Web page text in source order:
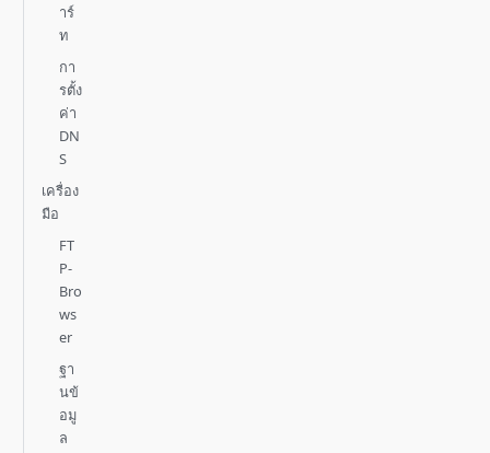
าร์
ท
กา
รตั้ง
ค่า
DN
S
เครื่อง
มือ
FT
P-
Bro
ws
er
ฐา
นข้
อมู
ล